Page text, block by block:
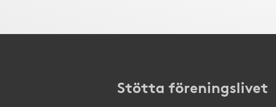
Stötta föreningslivet